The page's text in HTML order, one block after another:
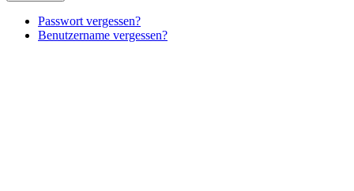
Passwort vergessen?
Benutzername vergessen?